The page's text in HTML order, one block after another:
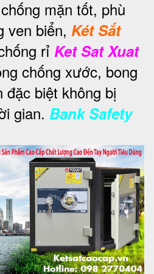
mặn tốt, phù
ven biển, Két Sắt
rỉ Ket Sat Xuat
chống xước, bong
biệt không bị
gian. Bank Safety